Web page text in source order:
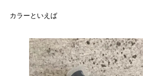
カラーといえば